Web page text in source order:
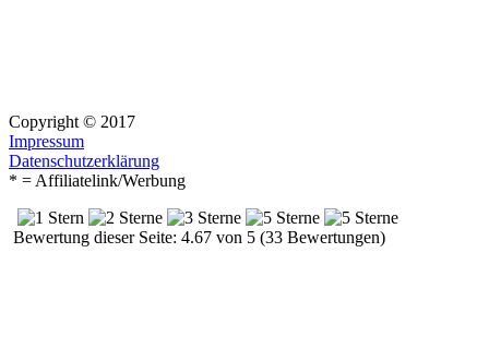
Copyright © 2017
Impressum
Datenschutzerklärung
* = Affiliatelink/Werbung
Bewertung dieser Seite: 4.67 von 5 (33 Bewertungen)